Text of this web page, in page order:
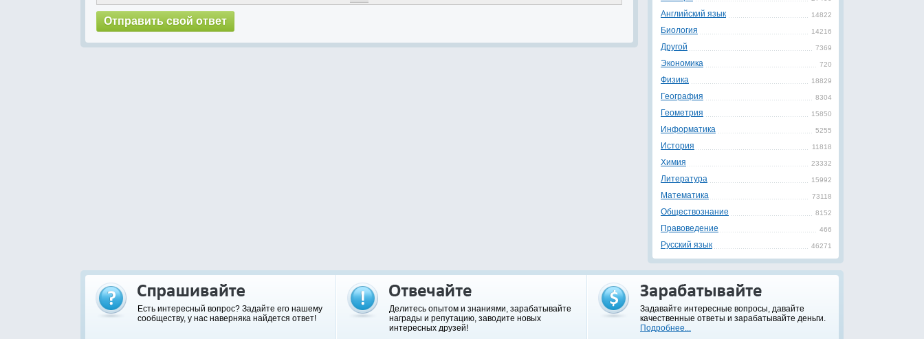
14822
Английский язык
14216
Биология
7369
Другой
720
Экономика
18829
Физика
8304
География
15850
Геометрия
5255
Информатика
11818
История
23332
Химия
15992
Литература
73118
Математика
8152
Обществознание
466
Правоведение
46271
Русский язык
Есть интересный вопрос? Задайте его нашему
сообществу, у нас наверняка найдется ответ!
Делитесь опытом и знаниями, зарабатывайте
награды и репутацию, заводите новых
интересных друзей!
Задавайте интересные вопросы, давайте
качественные ответы и зарабатывайте деньги.
Подробнее...